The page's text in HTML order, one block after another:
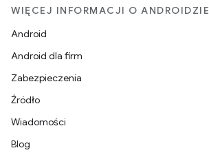
WIĘCEJ INFORMACJI O ANDROIDZIE
Android
Android dla firm
Zabezpieczenia
Źródło
Wiadomości
Blog